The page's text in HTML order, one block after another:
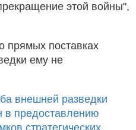
этой войны",
прямых поставках
ему не
внешней разведки
в предоставлению